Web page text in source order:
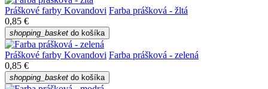
Práškové farby Kovandovi Farba prášková - žltá
0,85 €
shopping_basket do košíka
Práškové farby Kovandovi Farba prášková - zelená
0,85 €
shopping_basket do košíka